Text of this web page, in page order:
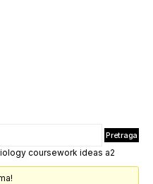
coursework ideas a2